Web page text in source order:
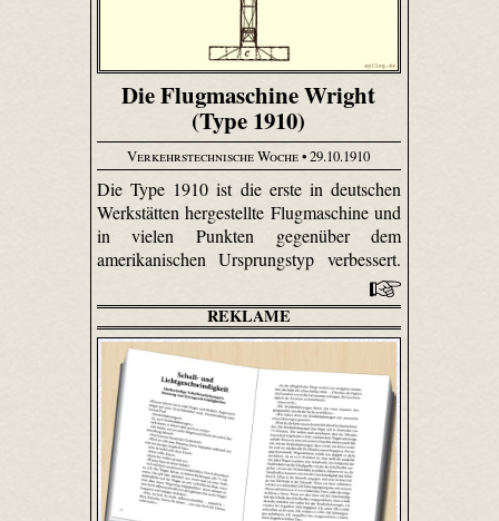
Die Flugmaschine Wright
(Type 1910)
Verkehrstechnische Woche• 29.10.1910
Die Type 1910 ist die erste in deutschen
Werkstätten hergestellte Flugmaschine und
in vielen Punkten gegenüber dem
amerikanischen Ursprungstyp verbessert.
REKLAME